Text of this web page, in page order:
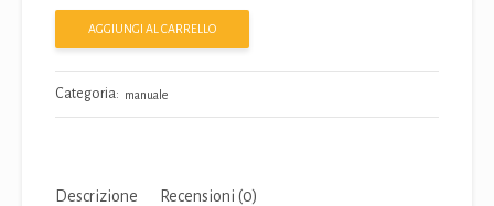
Giochiamo
con
i
fratelli
AGGIUNGI AL CARRELLO
Categoria: manuale
Descrizione Recensioni (0)